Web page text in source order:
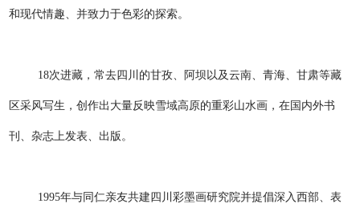
和现代情趣、并致力于色彩的探索。
18次进藏，常去四川的甘孜、阿坝以及云南、青海、甘肃等藏
区采风写生，创作出大量反映雪域高原的重彩山水画，在国内外书
刊、杂志上发表、出版。
1995年与同仁亲友共建四川彩墨画研究院并提倡深入西部、表